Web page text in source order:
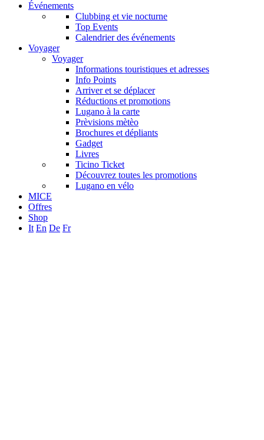
Événements
Clubbing et vie nocturne
Top Events
Calendrier des événements
Voyager
Voyager
Informations touristiques et adresses
Info Points
Arriver et se déplacer
Réductions et promotions
Lugano à la carte
Prèvisions mètèo
Brochures et dépliants
Gadget
Livres
Ticino Ticket
Découvrez toutes les promotions
Lugano en vélo
MICE
Offres
Shop
It En De Fr